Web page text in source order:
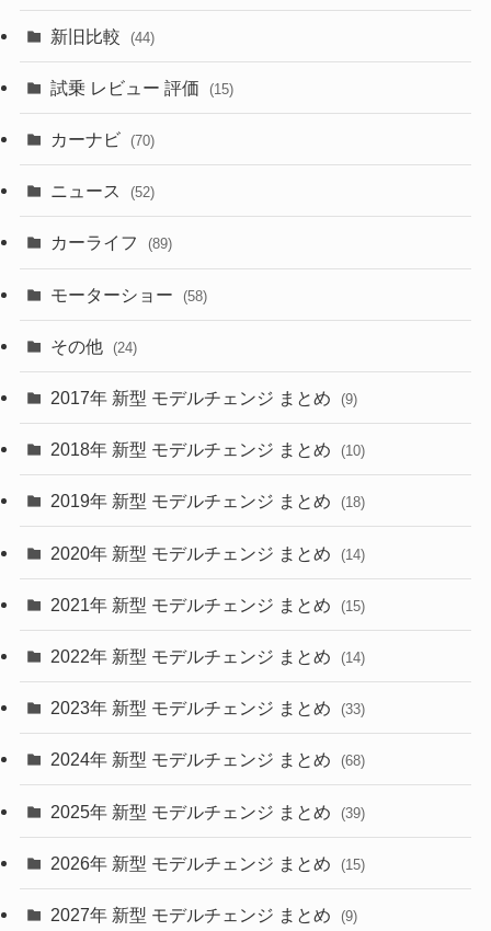
(253)
(84)
(50)
(43)
(6)
(9)
(30)
(27)
(58)
(28)
(27)
(26)
(10)
(35)
(10)
(9)
(22)
(4)
(9)
(4)
(3)
(3) (5)
(7)
新旧比較 (44)
試乗 レビュー 評価 (15)
カーナビ (70)
ニュース (52)
カーライフ (89)
モーターショー (58)
その他 (24)
2017年 新型 モデルチェンジ まとめ (9)
2018年 新型 モデルチェンジ まとめ (10)
2019年 新型 モデルチェンジ まとめ (18)
2020年 新型 モデルチェンジ まとめ (14)
2021年 新型 モデルチェンジ まとめ (15)
2022年 新型 モデルチェンジ まとめ (14)
2023年 新型 モデルチェンジ まとめ (33)
2024年 新型 モデルチェンジ まとめ (68)
2025年 新型 モデルチェンジ まとめ (39)
2026年 新型 モデルチェンジ まとめ (15)
2027年 新型 モデルチェンジ まとめ (9)